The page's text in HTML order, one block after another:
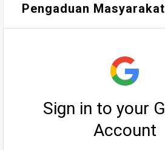
Pengaduan Masyarakat